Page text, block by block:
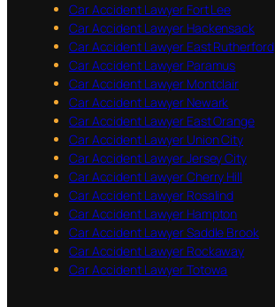
Car Accident Lawyer Fort Lee
Car Accident Lawyer Hackensack
Car Accident Lawyer East Rutherford
Car Accident Lawyer Paramus
Car Accident Lawyer Montclair
Car Accident Lawyer Newark
Car Accident Lawyer East Orange
Car Accident Lawyer Union City
Car Accident Lawyer Jersey City
Car Accident Lawyer Cherry Hill
Car Accident Lawyer Rosalind
Car Accident Lawyer Hampton
Car Accident Lawyer Saddle Brook
Car Accident Lawyer Rockaway
Car Accident Lawyer Totowa